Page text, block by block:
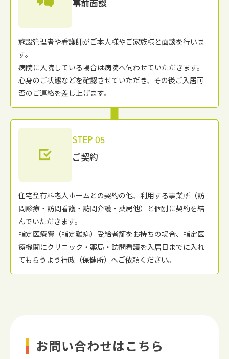
事前面談
施設管理者や看護師がご本⼈様やご家族様と⾯談を⾏いま
す。
病院に⼊院している場合は病院へ伺わせていただきます。
⼼⾝のご状態などを確認させていただき、その後ご⼊居可
否のご連絡を差し上げます。
STEP 05
ご契約
住宅型有料老人ホームとの契約の他、利⽤する事業所（訪
問診療・訪問看護・訪問介護・薬局他）と個別に契約を結
んでいただきます。
指定医療費（指定難病）受給者証をお持ちの場合、指定医
療機関にクリニック・薬局・訪問看護を⼊居⽇までに⼊れ
てもらうよう⾏政（保健所）へご依頼ください。
お問い合わせはこちら